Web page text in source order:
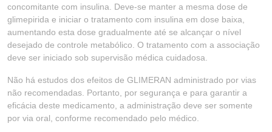
concomitante com insulina. Deve-se manter a mesma dose de
glimepirida e iniciar o tratamento com insulina em dose baixa,
aumentando esta dose gradualmente até se alcançar o nível
desejado de controle metabólico. O tratamento com a associação
deve ser iniciado sob supervisão médica cuidadosa.
Não há estudos dos efeitos de GLIMERAN administrado por vias
não recomendadas. Portanto, por segurança e para garantir a
eficácia deste medicamento, a administração deve ser somente
por via oral, conforme recomendado pelo médico.